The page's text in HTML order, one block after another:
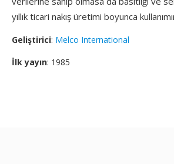
yıllık ticari nakış üretimi boyunca
Geliştirici: Melco International
İlk yayın: 1985